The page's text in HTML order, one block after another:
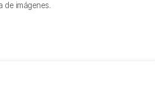
de imágenes.